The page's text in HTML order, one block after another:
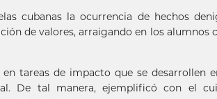
cubanas la ocurrencia de hechos
de valores, arraigando en los alumnos
tareas de impacto que se desarrollen
De tal manera, ejemplificó con el